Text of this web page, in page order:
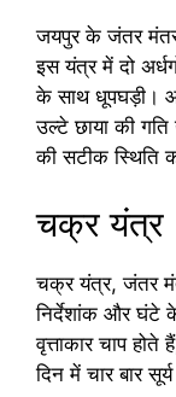
जयपुर के जंतर
इस यंत्र में दो
के साथ धूपघड़ी।
उल्टे छाया की
की सटीक स्थिति
चक्र यंत्र
चक्र यंत्र, जंतर
निर्देशांक और घंटे
वृत्ताकार चाप
दिन में चार बार